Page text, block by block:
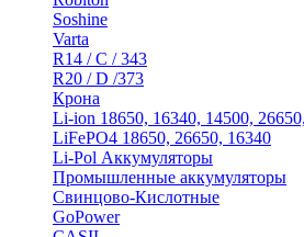
Soshine
Varta
R14 / C / 343
R20 / D /373
Крона
Li-ion 18650, 16340, 14500,
LiFePO4 18650, 26650, 16340
Li-Pol Аккумуляторы
Промышленные аккумуляторы
Свинцово-Кислотные
GoPower